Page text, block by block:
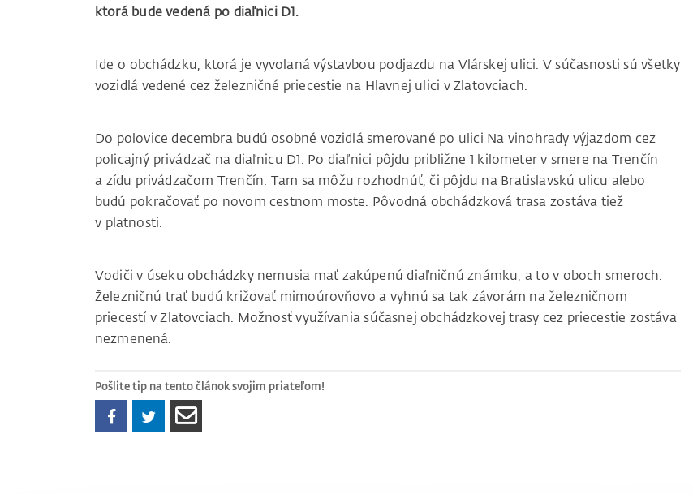
ktorá bude vedená po diaľnici D1.
Ide o obchádzku, ktorá je vyvolaná výstavbou podjazdu na Vlárskej ulici. V súčasnosti sú všetky
vozidlá vedené cez železničné priecestie na Hlavnej ulici v Zlatovciach.
Do polovice decembra budú osobné vozidlá smerované po ulici Na vinohrady výjazdom cez
policajný privádzač na diaľnicu D1. Po diaľnici pôjdu približne 1 kilometer v smere na Trenčín
a zídu privádzačom Trenčín. Tam sa môžu rozhodnúť, či pôjdu na Bratislavskú ulicu alebo
budú pokračovať po novom cestnom moste. Pôvodná obchádzková trasa zostáva tiež
v platnosti.
Vodiči v úseku obchádzky nemusia mať zakúpenú diaľničnú známku, a to v oboch smeroch.
Železničnú trať budú križovať mimoúrovňovo a vyhnú sa tak závorám na železničnom
priecestí v Zlatovciach. Možnosť využívania súčasnej obchádzkovej trasy cez priecestie zostáva
nezmenená.
Pošlite tip na tento článok svojim priateľom!